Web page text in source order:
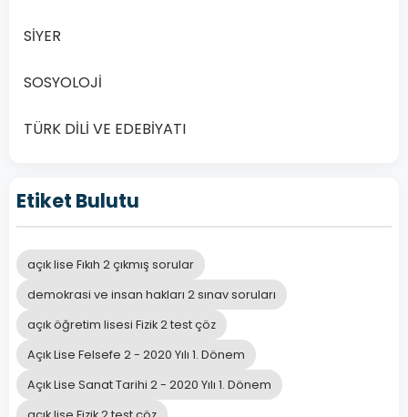
Yılı
Dönem
Soruları:
Giriş
2024
ve
yıllarında…
Oku
SİYER
SOSYOLOJİ
TÜRK DİLİ VE EDEBİYATI
Etiket Bulutu
açık lise Fıkıh 2 çıkmış sorular
demokrasi ve insan hakları 2 sınav soruları
açık öğretim lisesi Fizik 2 test çöz
Açık Lise Felsefe 2 - 2020 Yılı 1. Dönem
Açık Lise Sanat Tarihi 2 - 2020 Yılı 1. Dönem